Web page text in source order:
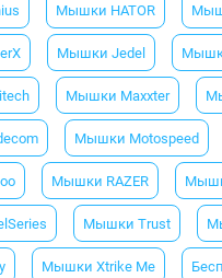
Мышки HATOR
Мышки Jedel
Мышки Maxxter
Мышки Motospeed
Мышки RAZER
Мышки Trust
Мышки Xtrike Me